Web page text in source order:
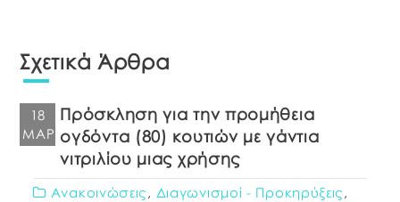
Σχετικά Άρθρα
18
ΜΑΡ
Πρόσκληση για την προμήθεια
ογδόντα (80) κουτιών με γάντια
νιτριλίου μιας χρήσης
Ανακοινώσεις , Διαγωνισμοί - Προκηρύξεις ,